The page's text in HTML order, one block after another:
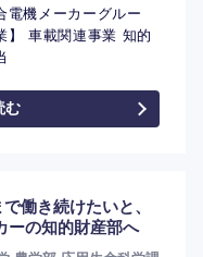
電機メーカーグルー
】 車載関連事業 知的
む
働き続けたいと、
ーの知的財産部へ